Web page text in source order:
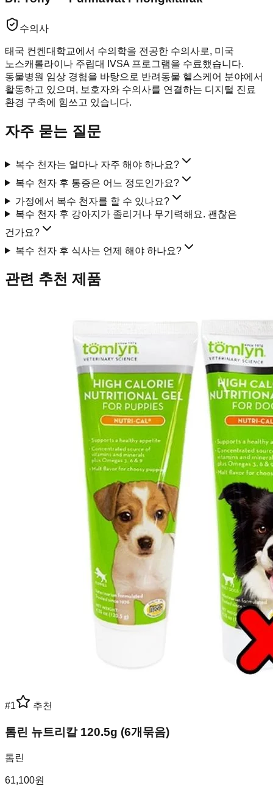
수의사
태국 컨켄대학교에서 수의학을 전공한 수의사로, 미국
노스캐롤라이나 주립대 IVSA 프로그램을 수료했습니다.
동물병원 임상 경험을 바탕으로 반려동물 헬스케어 분야에서
활동하고 있으며, 보호자와 수의사를 연결하는 디지털 진료
환경 구축에 힘쓰고 있습니다.
자주 묻는 질문
복수 천자는 얼마나 자주 해야 하나요?
복수 천자 후 통증은 어느 정도인가요?
가정에서 복수 천자를 할 수 있나요?
복수 천자 후 강아지가 졸리거나 무기력해요. 괜찮은
건가요?
복수 천자 후 식사는 언제 해야 하나요?
관련 추천 제품
#1 추천
톰린 뉴트리칼 120.5g (6개묶음)
톰린
61,100원